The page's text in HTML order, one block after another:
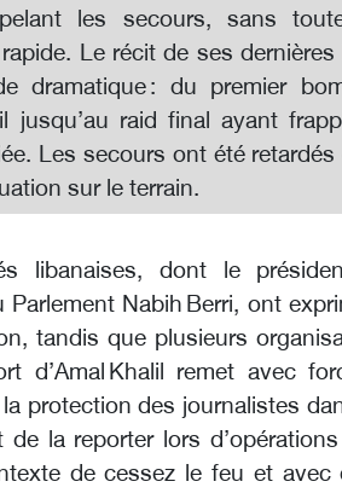
les secours, sans
Le récit de ses
dramatique : du premier
jusqu’au raid final ayant
Les secours ont été
sur le terrain.
libanaises, dont le
Parlement Nabih Berri, ont
tandis que plusieurs
d’Amal Khalil remet avec
protection des journalistes
de la reporter lors
de cessez le feu et avec